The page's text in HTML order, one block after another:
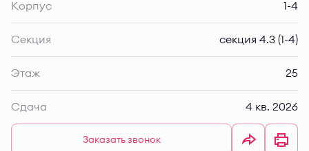
Корпус 1-4
Секция секция 4.3 (1-4)
Этаж 25
Сдача 4 кв. 2026
Заказать звонок